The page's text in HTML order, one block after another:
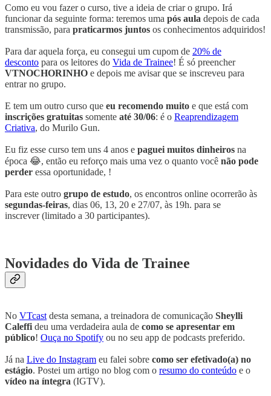
Como eu vou fazer o curso, tive a ideia de criar o grupo. Irá
funcionar da seguinte forma: teremos uma pós aula depois de cada
transmissão, para praticarmos juntos os conhecimentos adquiridos!
Para dar aquela força, eu consegui um cupom de 20% de
desconto para os leitores do Vida de Trainee! É só preencher
VTNOCHORINHO e depois me avisar que se inscreveu para
entrar no grupo.
E tem um outro curso que eu recomendo muito e que está com
inscrições gratuitas somente até 30/06: é o Reaprendizagem
Criativa, do Murilo Gun.
Eu fiz esse curso tem uns 4 anos e paguei muitos dinheiros na
época 😂, então eu reforço mais uma vez o quanto você não pode
perder essa oportunidade, !
Para este outro grupo de estudo, os encontros online ocorrerão às
segundas-feiras, dias 06, 13, 20 e 27/07, às 19h. para se
inscrever (limitado a 30 participantes).
Novidades do Vida de Trainee
No VTcastdesta semana, a treinadora de comunicação Sheylli
Caleffideu uma verdadeira aula de como se apresentar em
público! Ouça no Spotify ou no seu app de podcasts preferido.
Já na Live do Instagram eu falei sobre como ser efetivado(a) no
estágio. Postei um artigo no blog com o resumo do conteúdo e o
vídeo na íntegra (IGTV).